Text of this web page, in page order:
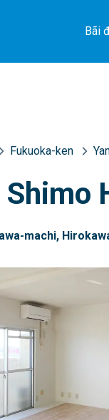
Bãi
Fukuoka-ken
machi,